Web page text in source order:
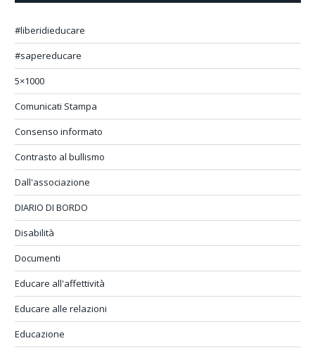
#liberidieducare
#sapereducare
5×1000
Comunicati Stampa
Consenso informato
Contrasto al bullismo
Dall'associazione
DIARIO DI BORDO
Disabilità
Documenti
Educare all'affettività
Educare alle relazioni
Educazione